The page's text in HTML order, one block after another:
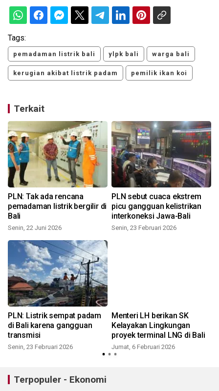
Tags:
pemadaman listrik bali ylpk bali warga bali
kerugian akibat listrik padam pemilik ikan koi
Terkait
PLN: Tak ada rencana
pemadaman listrik bergilir di
Bali
Senin, 22 Juni 2026
PLN sebut cuaca ekstrem
picu gangguan kelistrikan
interkoneksi Jawa-Bali
Senin, 23 Februari 2026
PLN: Listrik sempat padam
di Bali karena gangguan
transmisi
Senin, 23 Februari 2026
Menteri LH berikan SK
Kelayakan Lingkungan
proyek terminal LNG di Bali
Jumat, 6 Februari 2026
Terpopuler - Ekonomi